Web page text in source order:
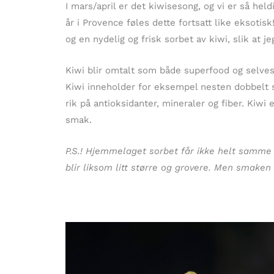
I mars/april er det kiwisesong, og vi er så
år i Provence føles dette fortsatt like
og en nydelig og frisk sorbet av kiwi, slik at
Kiwi blir omtalt som både superfood og
Kiwi inneholder for eksempel nesten
rik på antioksidanter, mineraler og fiber.
smak.
P.S.! Hjemmelaget sorbet får ikke helt
blir liksom litt større og grovere. Men